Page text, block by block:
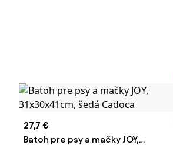
27,7 €
Batoh pre psy a mačky JOY,